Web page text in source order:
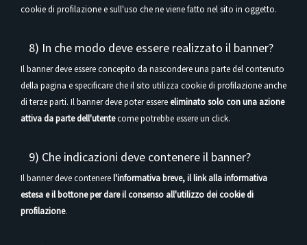
cookie di profilazione e sull'uso che ne viene fatto nel sito in oggetto.
8) In che modo deve essere realizzato il banner?
Il banner deve essere concepito da nascondere una parte del contenuto
della pagina e specificare che il sito utilizza cookie di profilazione anche
di terze parti. Il banner deve poter essereeliminato solo con una azione
attiva da parte dell'utentecome potrebbe essere un click.
9) Che indicazioni deve contenere il banner?
Il banner deve contenerel'informativa breve, il link alla informativa
estesa e il bottone per dare il consenso all'utilizzo dei cookie di
profilazione.